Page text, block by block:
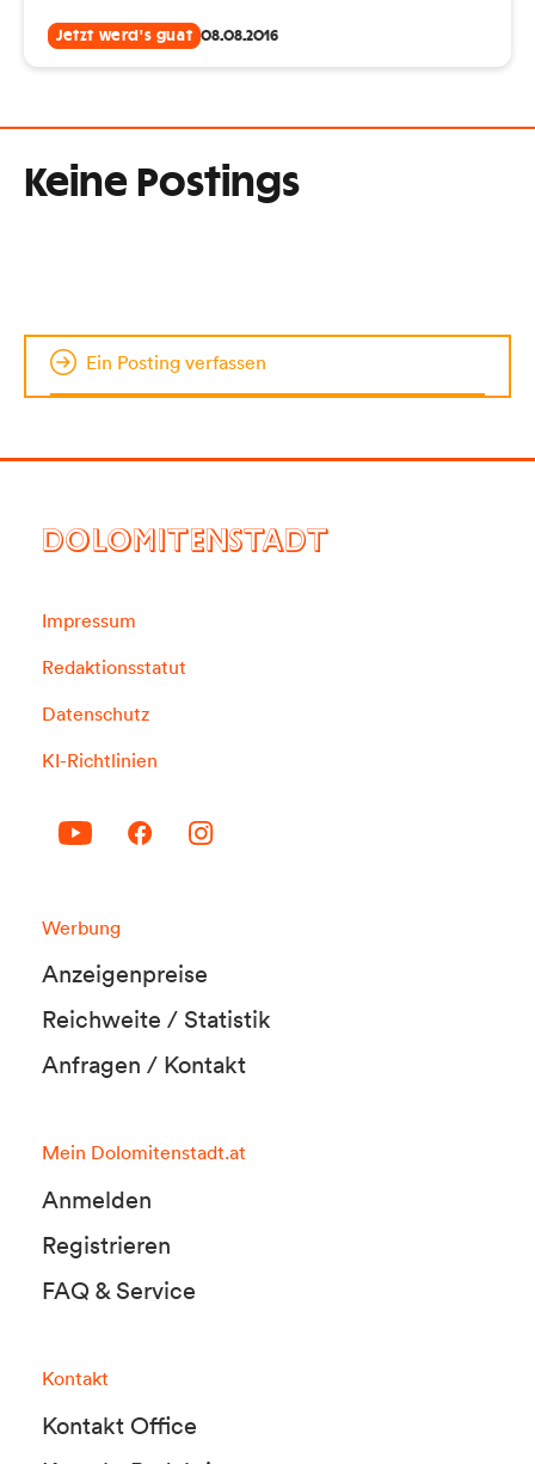
Jetzt werd's guat 08.08.2016
Keine Postings
Ein Posting verfassen
DOLOMITENSTADT
Impressum
Redaktionsstatut
Datenschutz
KI-Richtlinien
Werbung
Anzeigenpreise
Reichweite / Statistik
Anfragen / Kontakt
Mein Dolomitenstadt.at
Anmelden
Registrieren
FAQ & Service
Kontakt
Kontakt Office